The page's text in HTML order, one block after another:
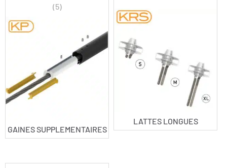
GAINES SUPPLEMENTAIRES
(5)
LATTES LONGUES